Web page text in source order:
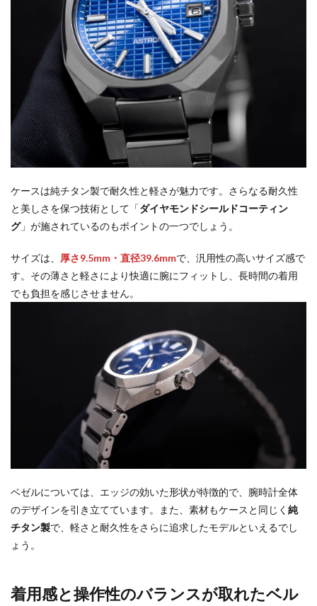
ケースは純チタン製で耐久性と軽さが魅力です。さらなる耐久性
と美しさを保つ技術として「ダイヤモンドシールドコーティン
グ」が施されているのもポイントの一つでしょう。
サイズは、 厚さ9.5mm・直径39.6mmで、汎用性の高いサイズ感で
す。その薄さと軽さにより快適に腕にフィットし、長時間の着用
でも負担を感じさせません。
ベゼルについては、エッジの効いた形状が特徴的で、腕時計全体
のデザインを引き立てています。また、素材もケースと同じく 純
チタン製で、軽さと耐久性をさらに追求したモデルといえるでし
ょう。
着用感と操作性のバランスが取れたベル